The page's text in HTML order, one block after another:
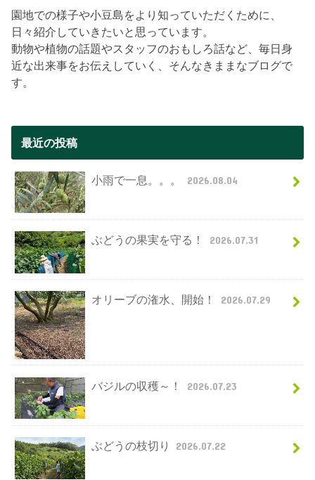
園地での様子や小豆島をより知っていただくために、
日々紹介していきたいと思っています。
動物や植物の話題やスタッフのおもしろ話など、毎日身
近な出来事をお伝えしていく、そんなきままなブログで
す。
最近の投稿
小雨で一息。。。 2026.08.04
ぶどうの果実を守る！ 2026.07.31
オリーブの潅水、開始！ 2026.07.29
バジルの収穫～！ 2026.07.23
ぶどうの枝切り 2026.07.22